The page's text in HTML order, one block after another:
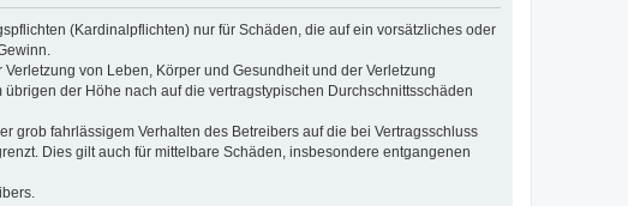
(Kardinalpflichten) nur für Schäden, die auf ein vorsätzliches oder
von Leben, Körper und Gesundheit und der Verletzung
der Höhe nach auf die vertragstypischen Durchschnittsschäden
grob fahrlässigem Verhalten des Betreibers auf die bei Vertragsschluss
Dies gilt auch für mittelbare Schäden, insbesondere entgangenen